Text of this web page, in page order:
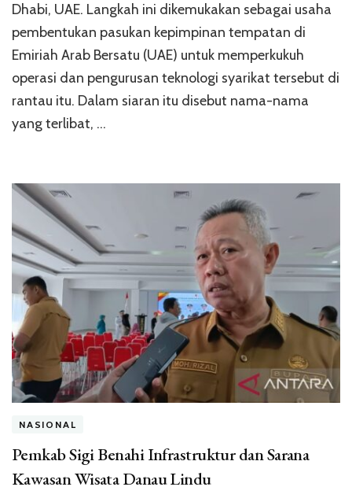
Dhabi, UAE. Langkah ini dikemukakan sebagai usaha
pembentukan pasukan kepimpinan tempatan di
Emiriah Arab Bersatu (UAE) untuk memperkukuh
operasi dan pengurusan teknologi syarikat tersebut di
rantau itu. Dalam siaran itu disebut nama-nama
yang terlibat, …
NASIONAL
Pemkab Sigi Benahi Infrastruktur dan Sarana
Kawasan Wisata Danau Lindu